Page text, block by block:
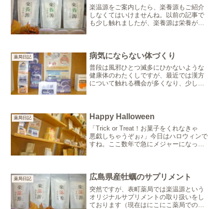
楽温源をご案内したら、楽養源もご紹介
しなくてはいけませんね。以前の記事で
も少し触れましたが、楽養源は栄養が偏
いことってありますよね。...
薬局日記 病気にならない体づくり
普段は風邪ひとつ滅多にひかないような
健康体のわたくしですが、最近では漢方
について触れる機会が多くなり、少しだ
た医薬品を多数取り扱ってい...
薬局日記 Happy Halloween
「Trick or Treat！お菓子をくれなきゃ
悪戯しちゃうぞぉ♪」今日はハロウィンで
すね。ここ数年で急にメジャーになった
年越し...
薬局日記 広島県産牡蠣のサプリメント
突然ですが、表町薬局では楽温源という
オリジナルサプリメントの取り扱いをし
ております（現在はにこにこ薬局での取